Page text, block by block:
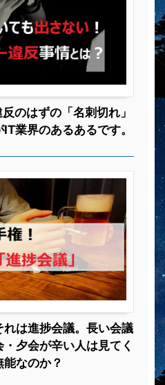
のはずの「名刺切れ」
業界のあるあるです。
は進捗会議。長い会議
夕会が辛い人は見てく
なのか？